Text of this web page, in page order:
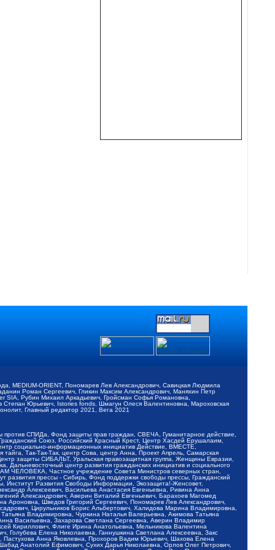
MEDIUM-ORIENT, Пономарев Лев Александрович, Савицкая Людмила
Роман Сергеевич, Гликин Максим Александрович, Маняхин Петр
Рубин Михаил Аркадьевич, Гройсман Софья Романовна,
Юрьевич, Istories fonds, Шмагун Олеся Валентиновна, Мароховская
Главный редактор 2021, Вега 2021
СПИДа, Фонд защиты прав граждан, СВЕЧА, Гуманитарное действие,
Союз, Российский Красный Крест, Центр Хасдей Ерушалаим,
социально-информационных инициатив Действие, ВМЕСТЕ,
Так-Так-Так, центр Сова, центр Анна, Проект Апрель, Самарская
защиты СИБАЛЬТ, Уральская правозащитная группа, Женщины Евразии,
Дальневосточный центр развития гражданских инициатив и социального
ЧЕЛОВЕКА, Частное учреждение Совета Министров северных стран,
прессы - Сибирь, Фонд поддержки свободы прессы, Гражданский
Институт Развития Свободы Информации, Экозащита!-Женсовет,
Алексеевич, Васильева Анастасия Евгеньевна, Ривина Анна
Александрович, Аверин Виталий Евгеньевич, Барахоев Магомед
Шведов Григорий Сергеевич, Пономарев Лев Александрович,
Цирульников Борис Альбертович, Халидова Марина Владимировна,
Владимировна, Чуркина Наталья Валерьевна, Акимова Татьяна
Васильевна, Захарова Светлана Сергеевна, Аверин Владимир
Кириллович, Флиге Ирина Анатольевна, Мельникова Валентина
Елена Николаевна, Ганнушкина Светлана Алексеевна, Закс
Анна Яковлевна, Прохоров Вадим Юрьевич, Шахова Елена
Анатолий Ефимович, Сухих Дарья Николаевна, Орлов Олег Петрович,